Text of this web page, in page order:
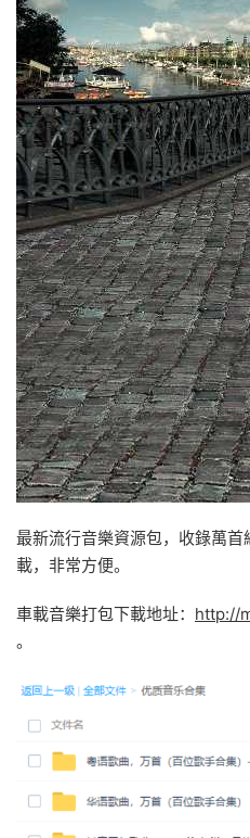
最新流行音樂資源包，收錄萬
載，非常方便。
車載音樂打包下載地址： http://
。